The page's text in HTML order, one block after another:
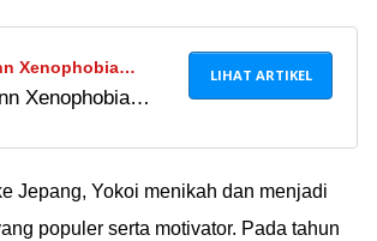
Xenophobia
in Hindi
Xenophobia
dengan
video dewasa
LIHAT ARTIKEL
Jepang, Yokoi menikah dan menjadi
populer serta motivator. Pada tahun